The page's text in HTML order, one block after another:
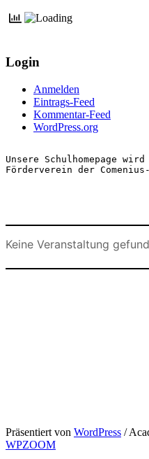
Login
Anmelden
Eintrags-Feed
Kommentar-Feed
WordPress.org
Unsere Schulhomepage
Förderverein der
Keine Veranstaltung
Präsentiert von WordPress /
WPZOOM